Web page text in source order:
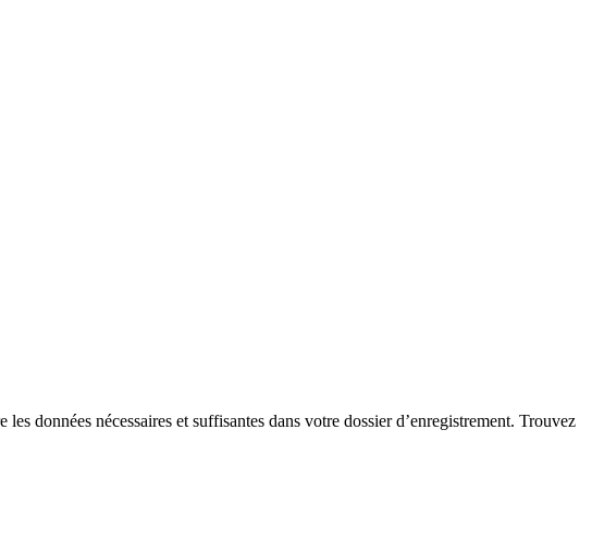
données nécessaires et suffisantes dans votre dossier d’enregistrement. Trouvez